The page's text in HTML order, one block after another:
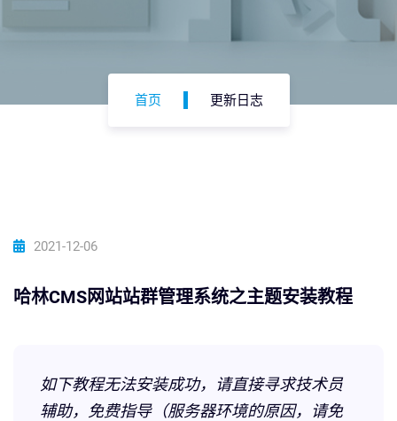
首页 更新日志
2021-12-06
哈林CMS网站站群管理系统之主题安装教程
如下教程无法安装成功，请直接寻求技术员
辅助，免费指导（服务器环境的原因，请免